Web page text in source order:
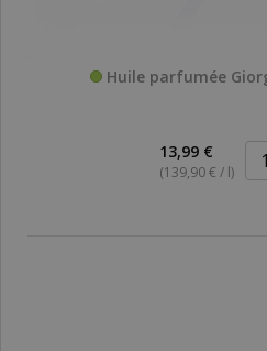
Huile parfumée
13,99 €
(139,90 € / l)